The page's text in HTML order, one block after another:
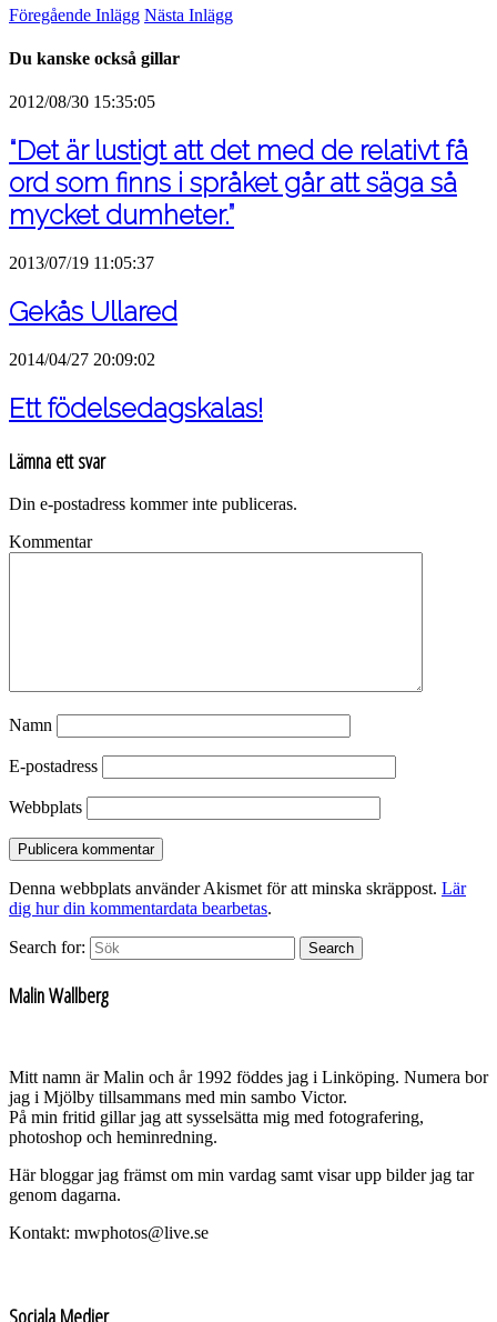
Föregående Inlägg Nästa Inlägg
Du kanske också gillar
2012/08/30 15:35:05
“Det är lustigt att det med de relativt få
ord som finns i språket går att säga så
mycket dumheter.”
2013/07/19 11:05:37
Gekås Ullared
2014/04/27 20:09:02
Ett födelsedagskalas!
Lämna ett svar
Din e-postadress kommer inte publiceras.
Kommentar
Namn
E-postadress
Webbplats
Denna webbplats använder Akismet för att minska skräppost. Lär
dig hur din kommentardata bearbetas.
Search for: Search
Malin Wallberg
Mitt namn är Malin och år 1992 föddes jag i Linköping. Numera bor
jag i Mjölby tillsammans med min sambo Victor.
På min fritid gillar jag att sysselsätta mig med fotografering,
photoshop och heminredning.
Här bloggar jag främst om min vardag samt visar upp bilder jag tar
genom dagarna.
Kontakt: mwphotos@live.se
Sociala Medier